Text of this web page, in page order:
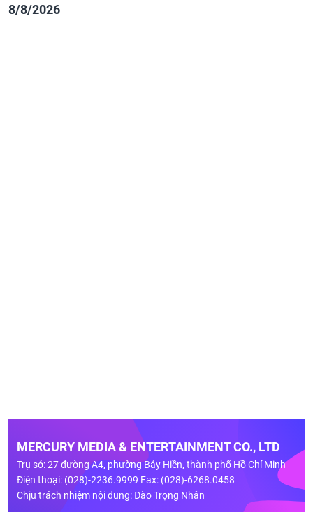
8/8/2026
MERCURY MEDIA & ENTERTAINMENT CO., LTD
Trụ sở: 27 đường A4, phường Bảy Hiền, thành phố Hồ Chí Minh
Điện thoại: (028)-2236.9999 Fax: (028)-6268.0458
Chịu trách nhiệm nội dung: Đào Trọng Nhân